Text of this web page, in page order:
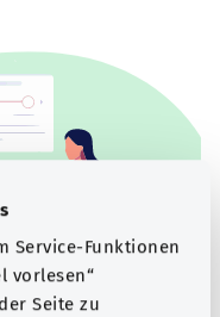
Service-Funktionen
vorlesen“
Seite zu